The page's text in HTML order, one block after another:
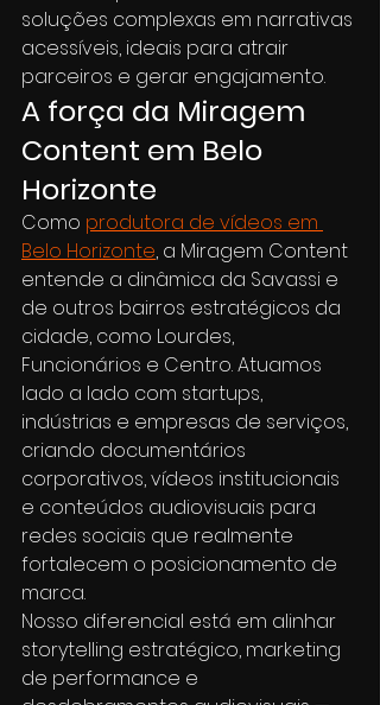
soluções complexas em narrativas
acessíveis, ideais para atrair
parceiros e gerar engajamento.
A força da Miragem
Content em Belo
Horizonte
Como produtora de vídeos em
Belo Horizonte, a Miragem Content
entende a dinâmica da Savassi e
de outros bairros estratégicos da
cidade, como Lourdes,
Funcionários e Centro. Atuamos
lado a lado com startups,
indústrias e empresas de serviços,
criando documentários
corporativos, vídeos institucionais
e conteúdos audiovisuais para
redes sociais que realmente
fortalecem o posicionamento de
marca.
Nosso diferencial está em alinhar
storytelling estratégico, marketing
de performance e